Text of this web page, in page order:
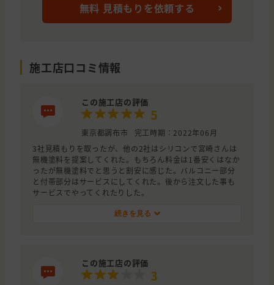
無料 見積もりを依頼する
施工店口コミ情報
この施工店の評価
5
東京都調布市
完工時期：2022年06月
3社見積もりを取ったが、他の2社はシリコンで宮崎さんは
無機塗料を提案してくれた。もちろん料金は1番安くはなか
ったが無機塗料でと思うと割安に感じた。バルコニー部分
と付帯部分はサービスにしてくれた。後から注文した事も
サービスでやってくれたりした。
続きを見る
この施工店の評価
3